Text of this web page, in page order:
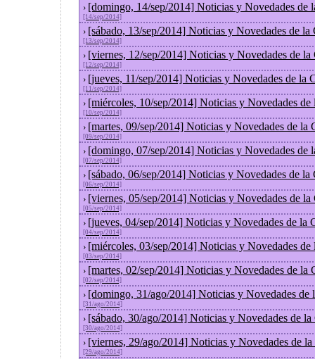
› [domingo, 14/sep/2014] Noticias y Novedades de
[14/sep/2014]
› [sábado, 13/sep/2014] Noticias y Novedades de la
[13/sep/2014]
› [viernes, 12/sep/2014] Noticias y Novedades de la
[12/sep/2014]
› [jueves, 11/sep/2014] Noticias y Novedades de la
[11/sep/2014]
› [miércoles, 10/sep/2014] Noticias y Novedades de
[10/sep/2014]
› [martes, 09/sep/2014] Noticias y Novedades de la
[09/sep/2014]
› [domingo, 07/sep/2014] Noticias y Novedades de
[07/sep/2014]
› [sábado, 06/sep/2014] Noticias y Novedades de la
[06/sep/2014]
› [viernes, 05/sep/2014] Noticias y Novedades de la
[05/sep/2014]
› [jueves, 04/sep/2014] Noticias y Novedades de la
[04/sep/2014]
› [miércoles, 03/sep/2014] Noticias y Novedades de
[03/sep/2014]
› [martes, 02/sep/2014] Noticias y Novedades de la
[02/sep/2014]
› [domingo, 31/ago/2014] Noticias y Novedades de
[31/ago/2014]
› [sábado, 30/ago/2014] Noticias y Novedades de
[30/ago/2014]
› [viernes, 29/ago/2014] Noticias y Novedades de
[29/ago/2014]